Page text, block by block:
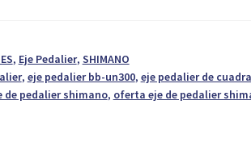
, Eje Pedalier, SHIMANO
, eje pedalier bb-un300, eje pedalier de
de pedalier shimano, oferta eje de pedalier